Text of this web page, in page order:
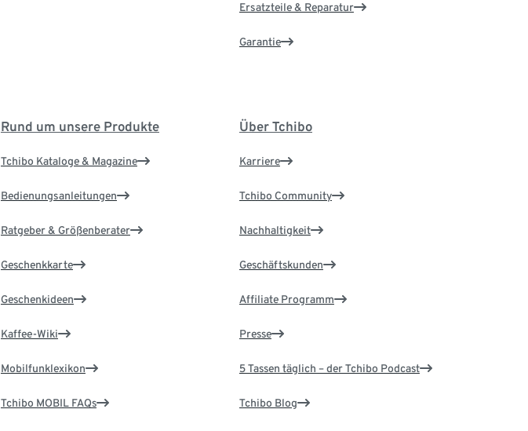
Ersatzteile & Reparatur
Garantie
Rund um unsere Produkte
Tchibo Kataloge & Magazine
Bedienungsanleitungen
Ratgeber & Größenberater
Geschenkkarte
Geschenkideen
Kaffee-Wiki
Mobilfunklexikon
Tchibo MOBIL FAQs
Über Tchibo
Karriere
Tchibo Community
Nachhaltigkeit
Geschäftskunden
Affiliate Programm
Presse
5 Tassen täglich – der Tchibo Podcast
Tchibo Blog